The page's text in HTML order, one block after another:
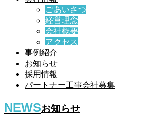
ごあいさつ
経営理念
会社概要
アクセス
事例紹介
お知らせ
採用情報
パートナー工事会社募集
NEWSお知らせ